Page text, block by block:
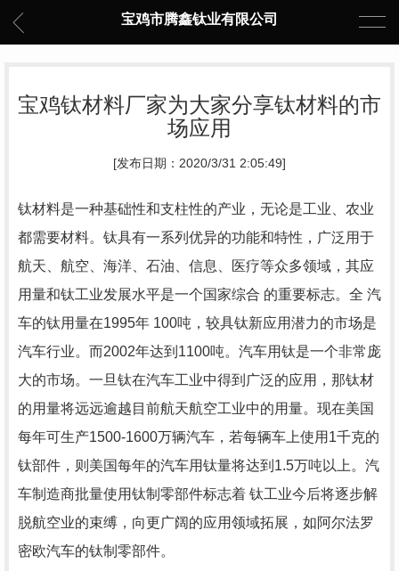
宝鸡市腾鑫钛业有限公司
宝鸡钛材料厂家为大家分享钛材料的市
场应用
[发布日期：2020/3/31 2:05:49]
钛材料是一种基础性和支柱性的产业，无论是工业、农业
都需要材料。钛具有一系列优异的功能和特性，广泛用于
航天、航空、海洋、石油、信息、医疗等众多领域，其应
用量和钛工业发展水平是一个国家综合 的重要标志。全 汽
车的钛用量在1995年 100吨，较具钛新应用潜力的市场是
汽车行业。而2002年达到1100吨。汽车用钛是一个非常庞
大的市场。一旦钛在汽车工业中得到广泛的应用，那钛材
的用量将远远逾越目前航天航空工业中的用量。现在美国
每年可生产1500-1600万辆汽车，若每辆车上使用1千克的
钛部件，则美国每年的汽车用钛量将达到1.5万吨以上。汽
车制造商批量使用钛制零部件标志着 钛工业今后将逐步解
脱航空业的束缚，向更广阔的应用领域拓展，如阿尔法罗
密欧汽车的钛制零部件。